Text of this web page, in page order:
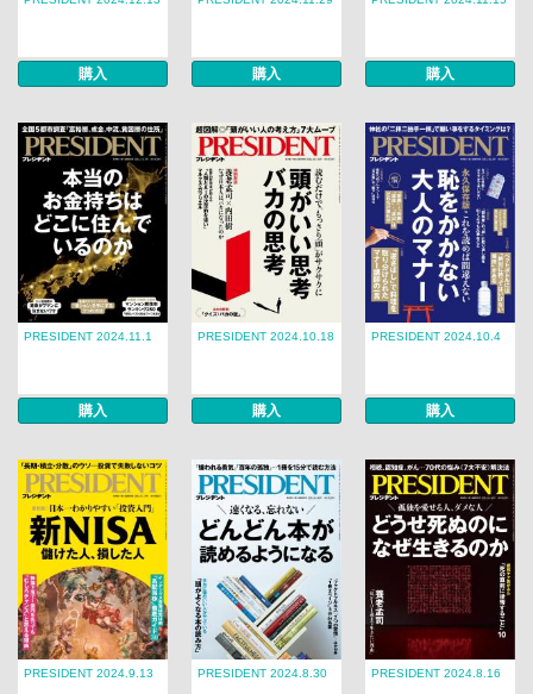
購入 購入 購入
PRESIDENT 2024.11.1
購入
PRESIDENT 2024.10.18
購入
PRESIDENT 2024.10.4
購入
PRESIDENT 2024.9.13 PRESIDENT 2024.8.30 PRESIDENT 2024.8.16